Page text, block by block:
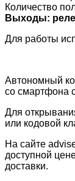
Количество
Выходы:
Для работы
Автономный
со смартфона
Для
или кодовой
На сайте
доступной
доставки.